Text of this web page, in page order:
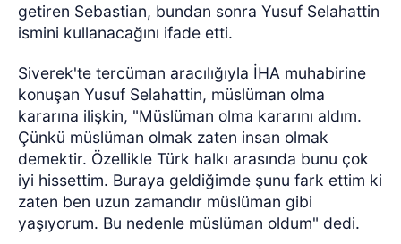
getiren Sebastian, bundan sonra Yusuf Selahattin
ismini kullanacağını ifade etti.
Siverek'te tercüman aracılığıyla İHA muhabirine
konuşan Yusuf Selahattin, müslüman olma
kararına ilişkin, "Müslüman olma kararını aldım.
Çünkü müslüman olmak zaten insan olmak
demektir. Özellikle Türk halkı arasında bunu çok
iyi hissettim. Buraya geldiğimde şunu fark ettim ki
zaten ben uzun zamandır müslüman gibi
yaşıyorum. Bu nedenle müslüman oldum" dedi.